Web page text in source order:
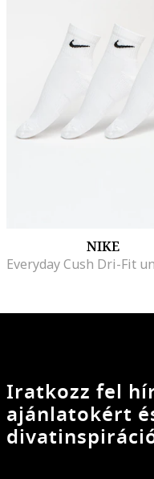
NIKE
Iratkozz fel
ajánlatokért